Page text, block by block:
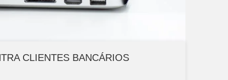
CLIENTES BANCÁRIOS